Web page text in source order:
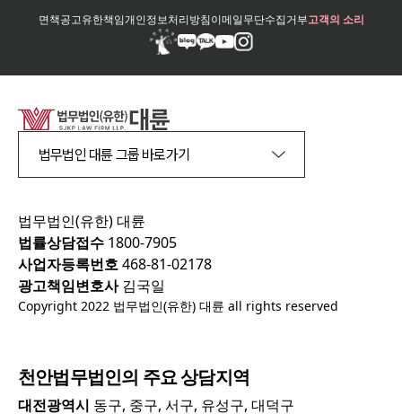
면책공고유한책임개인정보처리방침이메일무단수집거부고객의 소리
법무법인 대륜 그룹 바로가기
법무법인(유한) 대륜
법률상담접수 1800-7905
사업자등록번호468-81-02178
광고책임변호사김국일
Copyright 2022 법무법인(유한) 대륜 all rights reserved
천안법무법인의 주요 상담지역
대전광역시 동구, 중구, 서구, 유성구, 대덕구